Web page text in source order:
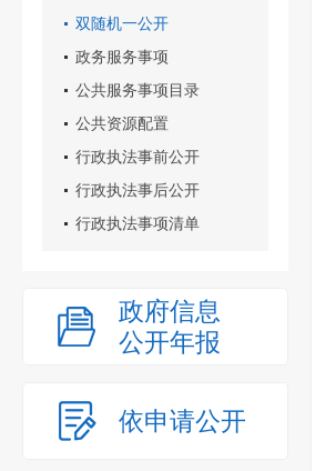
双随机一公开
政务服务事项
公共服务事项目录
公共资源配置
行政执法事前公开
行政执法事后公开
行政执法事项清单
政府信息
公开年报
依申请公开